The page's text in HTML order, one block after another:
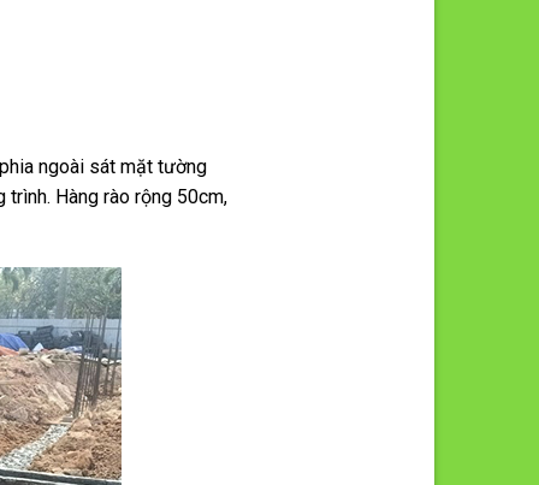
ngoài sát mặt tường
Hàng rào rộng 50cm,